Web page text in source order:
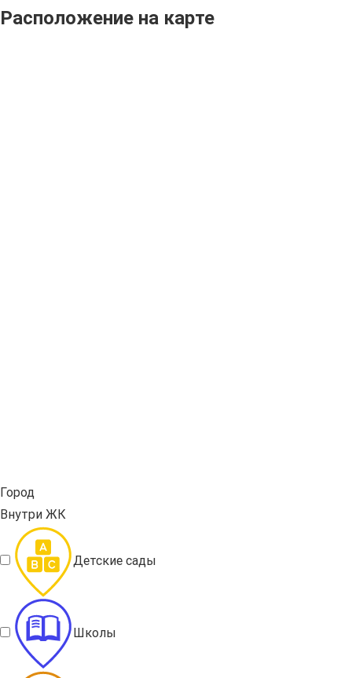
Расположение на карте
Город
Внутри ЖК
Детские сады
Школы